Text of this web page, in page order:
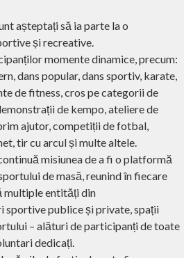
așteptați să ia parte la o
și recreative.
momente dinamice, precum:
dans popular, dans sportiv, karate,
de fitness, cros pe categorii de
de kempo, ateliere de
ajutor, competiții de fotbal,
tir cu arcul și multe altele.
misiunea de a fi o platformă
de masă, reunind în fiecare
multiple entități din
sportive publice și private, spații
– alături de participanți de toate
dedicați.